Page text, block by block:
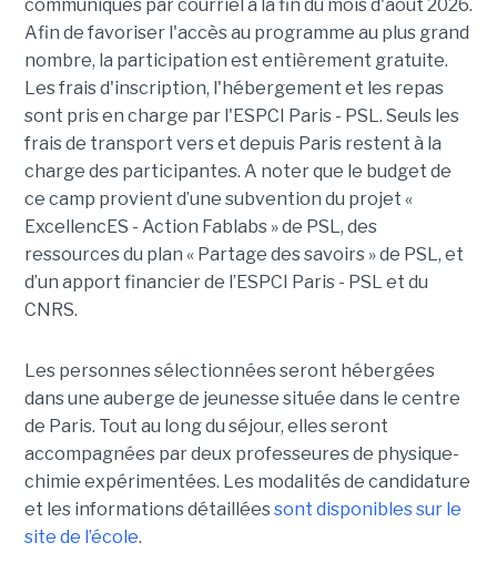
communiqués par courriel à la fin du mois d'août 2026.
Afin de favoriser l'accès au programme au plus grand
nombre, la participation est entièrement gratuite.
Les frais d'inscription, l'hébergement et les repas
sont pris en charge par l'ESPCI Paris - PSL. Seuls les
frais de transport vers et depuis Paris restent à la
charge des participantes. A noter que le budget de
ce camp provient d’une subvention du projet «
ExcellencES - Action Fablabs » de PSL, des
ressources du plan « Partage des savoirs » de PSL, et
d’un apport financier de l’ESPCI Paris - PSL et du
CNRS.
Les personnes sélectionnées seront hébergées
dans une auberge de jeunesse située dans le centre
de Paris. Tout au long du séjour, elles seront
accompagnées par deux professeures de physique-
chimie expérimentées. Les modalités de candidature
et les informations détailléessont disponibles sur le
site de l’école.